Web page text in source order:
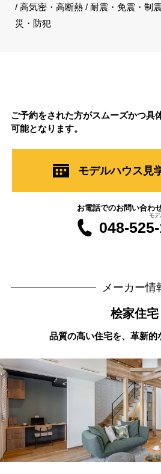
/ 高気密・高断熱 / 耐震・免震・制
災・防犯
ご予約をされた方がスムーズかつ具
可能となります。
モデルハウス見
お電話でのお問い合わ
048-
モデ
メーカー情
桧家住宅
品質の高い住宅を、革新的